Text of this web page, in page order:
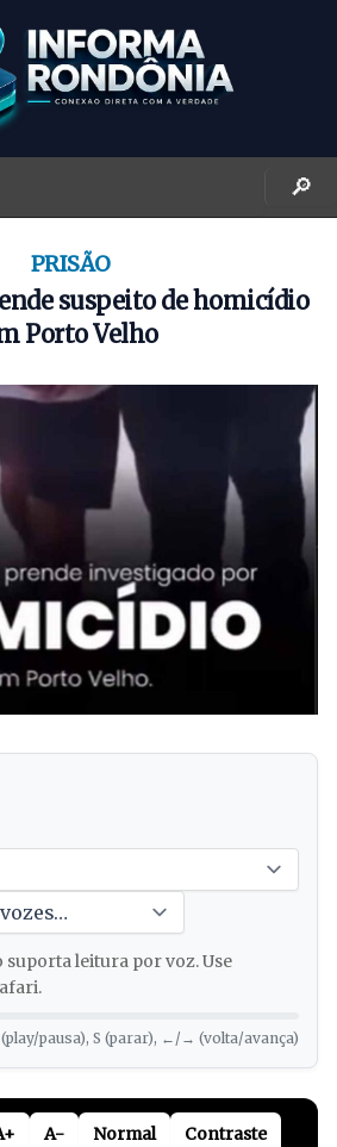
🔎
PRISÃO
suspeito de homicídio
Porto Velho
suporta leitura por voz. Use
pausa), S (parar), ←/→ (volta/avança)
A- Normal Contraste